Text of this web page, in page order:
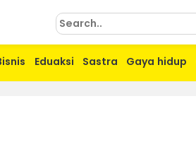
Eduaksi Sastra Gaya hidup